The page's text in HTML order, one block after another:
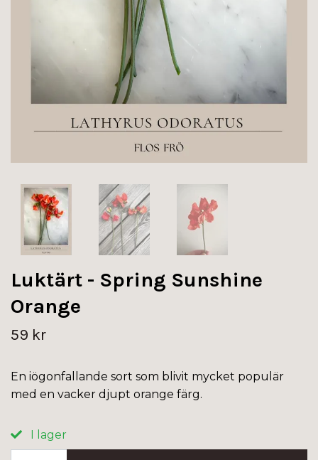
Luktärt - Spring Sunshine
Orange
59 kr
En iögonfallande sort som blivit mycket populär
med en vacker djupt orange färg.
I lager